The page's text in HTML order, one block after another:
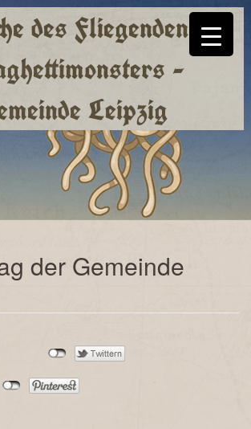
des Fliegenden
-
Leipzig
der Gemeinde